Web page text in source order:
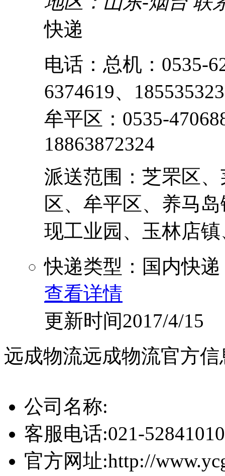
快递
电话：总机：0535-
6374619、
牟平区：0535-
18863872324
派送范围：芝罘区
区、牟平区、养马
现工业园、玉林店
快递类型：国内快递
查看详情
更新时间2017/4/15
远成物流远成物流官方信
公司名称:
客服电话:021-52841010
官方网址:http://